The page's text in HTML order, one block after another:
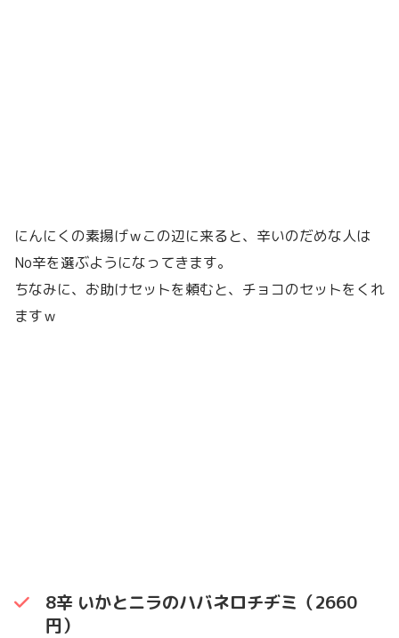
にんにくの素揚げｗこの辺に来ると、辛いのだめな人は
No辛を選ぶようになってきます。
ちなみに、お助けセットを頼むと、チョコのセットをくれ
ますｗ
8辛 いかとニラのハバネロチヂミ（2660
円）